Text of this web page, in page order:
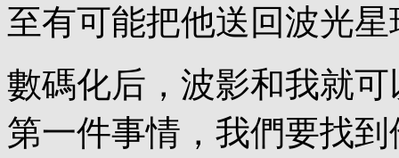
至有可能把他送回波光星
數碼化后，波影和我就
第一件事情，我們要找